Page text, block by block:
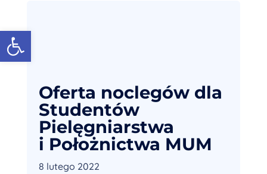
Oferta noclegów dla
Studentów
Pielęgniarstwa
i Położnictwa MUM
8 lutego 2022
Otwórz pasek narzędzi